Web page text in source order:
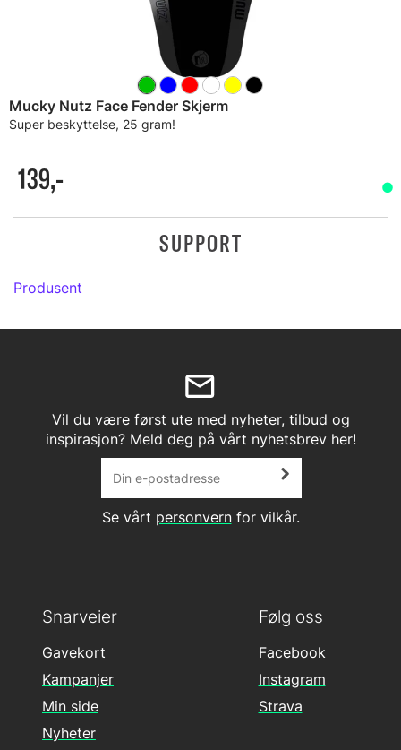
Mucky Nutz Face Fender Skjerm
Super beskyttelse, 25 gram!
139,-
SUPPORT
Produsent
Vil du være først ute med nyheter, tilbud og
inspirasjon? Meld deg på vårt nyhetsbrev her!
Se vårt personvernfor vilkår.
Følg oss
Facebook
Instagram
Strava
Snarveier
Gavekort
Kampanjer
Min side
Nyheter